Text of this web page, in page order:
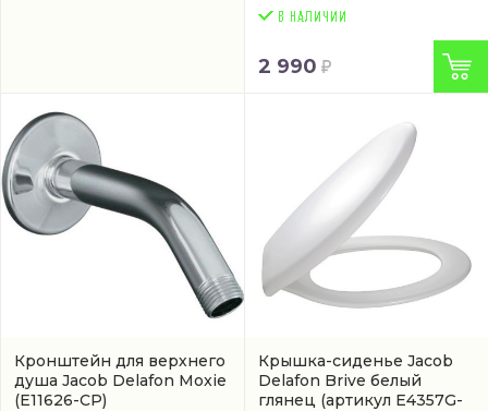
2 990
Кронштейн для верхнего
душа Jacob Delafon Moxie
(E11626-CP)
Крышка-сиденье Jacob
Delafon Brive белый
глянец (артикул E4357G-